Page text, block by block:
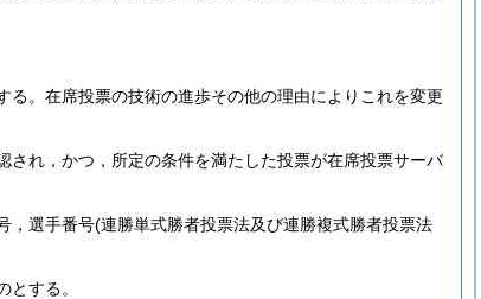
。 在席投票の技術の進歩その他の理由によりこれを変更
れ，かつ，所定の条件を満たした投票が在席投票サーバ
，選手番号(連勝単式勝者投票法及び連勝複式勝者投票法
する。